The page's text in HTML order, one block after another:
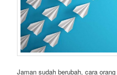
Jaman sudah berubah, cara